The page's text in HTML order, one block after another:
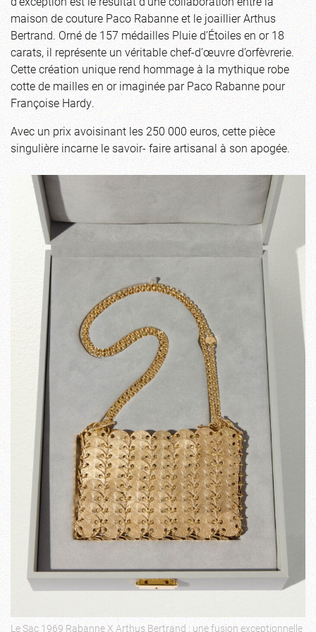
maison de couture Paco Rabanne et le joaillier Arthus
Bertrand. Orné de 157 médailles Pluie d’Étoiles en or 18
carats, il représente un véritable chef-d’œuvre d’orfèvrerie.
Cette création unique rend hommage à la mythique robe
cotte de mailles en or imaginée par Paco Rabanne pour
Françoise Hardy.
Avec un prix avoisinant les 250 000 euros, cette pièce
singulière incarne le savoir- faire artisanal à son apogée.
Le Sac 1969 Rabanne X Arthus Bertrand : une fusion exceptionnelle